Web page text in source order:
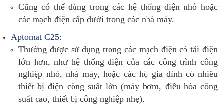
Cũng có thể dùng trong các hệ thống điện nhỏ hoặc
các mạch điện cấp dưới trong các nhà máy.
Aptomat C25:
Thường được sử dụng trong các mạch điện có tải điện
lớn hơn, như hệ thống điện của các công trình công
nghiệp nhỏ, nhà máy, hoặc các hộ gia đình có nhiều
thiết bị điện công suất lớn (máy bơm, điều hòa công
suất cao, thiết bị công nghiệp nhẹ).